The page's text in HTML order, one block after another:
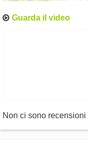
Guarda il video
Non ci sono